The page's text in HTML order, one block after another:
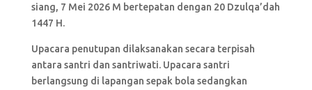
siang, 7 Mei 2026 M bertepatan dengan 20 Dzulqa’dah
1447 H.
Upacara penutupan dilaksanakan secara terpisah
antara santri dan santriwati. Upacara santri
berlangsung di lapangan sepak bola sedangkan